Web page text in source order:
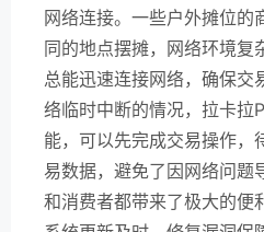
网络连接。一些户外摊位的
同的地点摆摊，网络环境复
总能迅速连接网络，确保交
络临时中断的情况，拉卡拉
能，可以先完成交易操作，
易数据，避免了因网络问题
和消费者都带来了极大的便